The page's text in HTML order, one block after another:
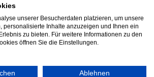
sowie Lena Roth mit 54 Toren in je 11
unserer Besucherdaten platzieren, um unsere
personalisierte Inhalte anzuzeigen und Ihnen ein
zu bieten. Für weitere Informationen zu den
öffnen Sie die Einstellungen.
Ablehnen